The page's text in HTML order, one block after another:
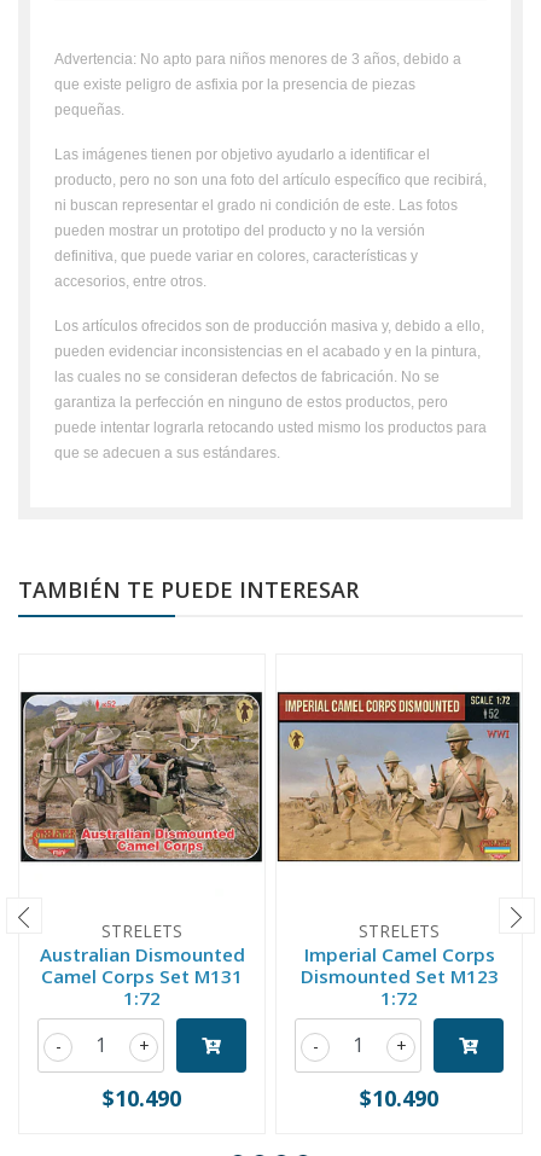
Advertencia: No apto para niños menores de 3 años, debido a
que existe peligro de asfixia por la presencia de piezas
pequeñas.
Las imágenes tienen por objetivo ayudarlo a identificar el
producto, pero no son una foto del artículo específico que recibirá,
ni buscan representar el grado ni condición de este. Las fotos
pueden mostrar un prototipo del producto y no la versión
definitiva, que puede variar en colores, características y
accesorios, entre otros.
Los artículos ofrecidos son de producción masiva y, debido a ello,
pueden evidenciar inconsistencias en el acabado y en la pintura,
las cuales no se consideran defectos de fabricación. No se
garantiza la perfección en ninguno de estos productos, pero
puede intentar lograrla retocando usted mismo los productos para
que se adecuen a sus estándares.
TAMBIÉN TE PUEDE INTERESAR
STRELETS
Australian Dismounted
Camel Corps Set M131
1:72
+
-
$10.490
STRELETS
Imperial Camel Corps
Dismounted Set M123
1:72
+
-
$10.490